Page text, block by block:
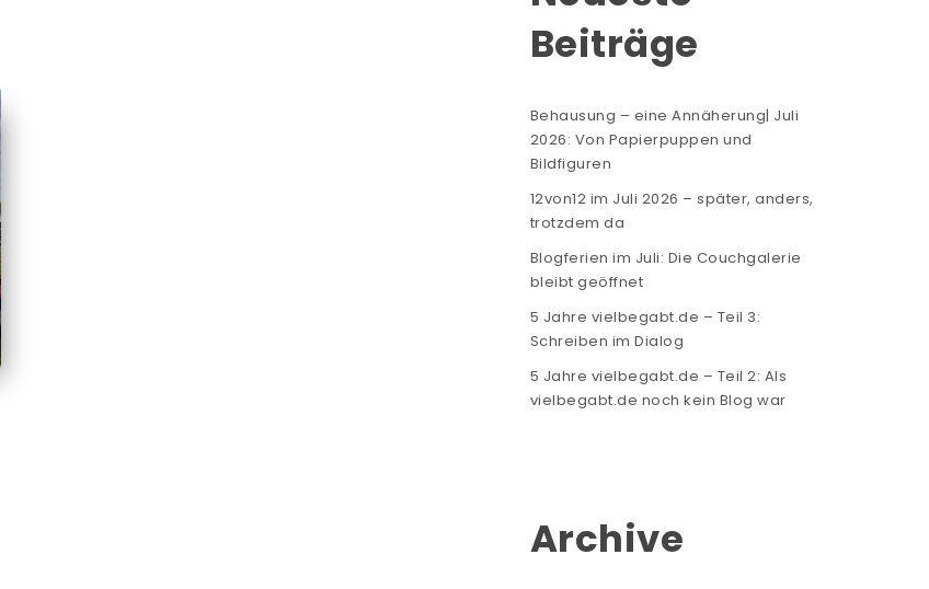
Beiträge
Behausung – eine Annäherung| Juli
2026: Von Papierpuppen und
Bildfiguren
12von12 im Juli 2026 – später, anders,
trotzdem da
Blogferien im Juli: Die Couchgalerie
bleibt geöffnet
5 Jahre vielbegabt.de – Teil 3:
Schreiben im Dialog
5 Jahre vielbegabt.de – Teil 2: Als
vielbegabt.de noch kein Blog war
Archive